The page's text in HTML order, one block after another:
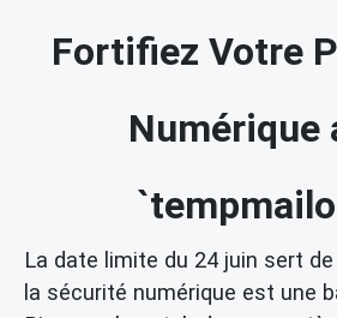
Fortifiez Votre
Numérique
La date limite du 24 juin sert
la sécurité numérique est une